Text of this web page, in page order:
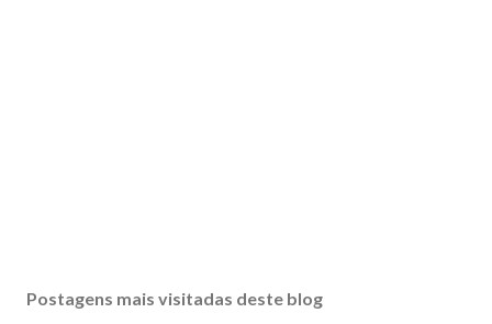
Postagens mais visitadas deste blog